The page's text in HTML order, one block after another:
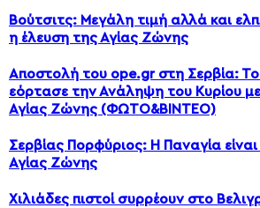
Βούτσιτς: Μεγάλη τιμή αλλά και
η έλευση της Αγίας Ζώνης
Αποστολή του ope.gr στη Σερβία: Το
εόρτασε την Ανάληψη του Κυρίου
Αγίας Ζώνης (ΦΩΤΟ&BINTEO)
Σερβίας Πορφύριος: Η Παναγία
Αγίας Ζώνης
Χιλιάδες πιστοί συρρέουν στο